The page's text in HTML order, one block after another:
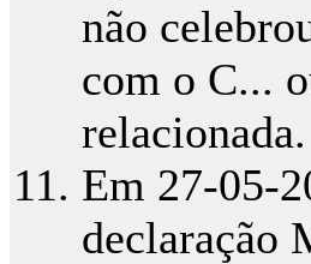
não
com o C...
relacionada.
Em 27-05-
declaração